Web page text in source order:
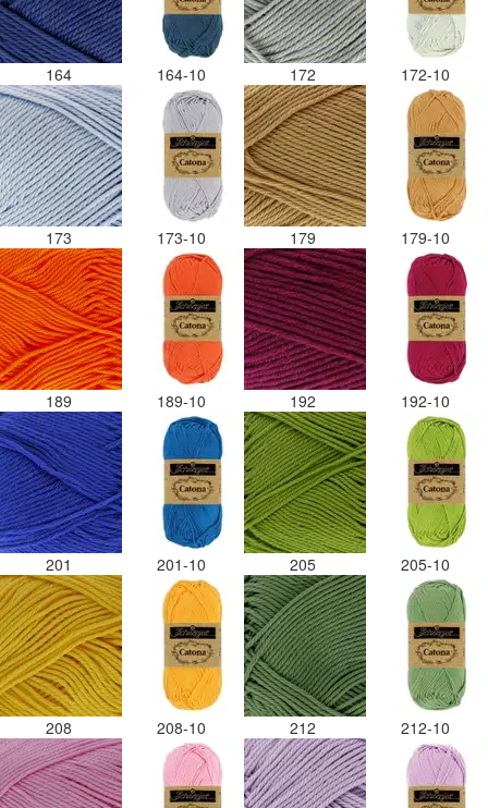
164 164-10 172 172-10
173 173-10 179 179-10
189 189-10 192 192-10
201 201-10 205 205-10
208 208-10 212 212-10